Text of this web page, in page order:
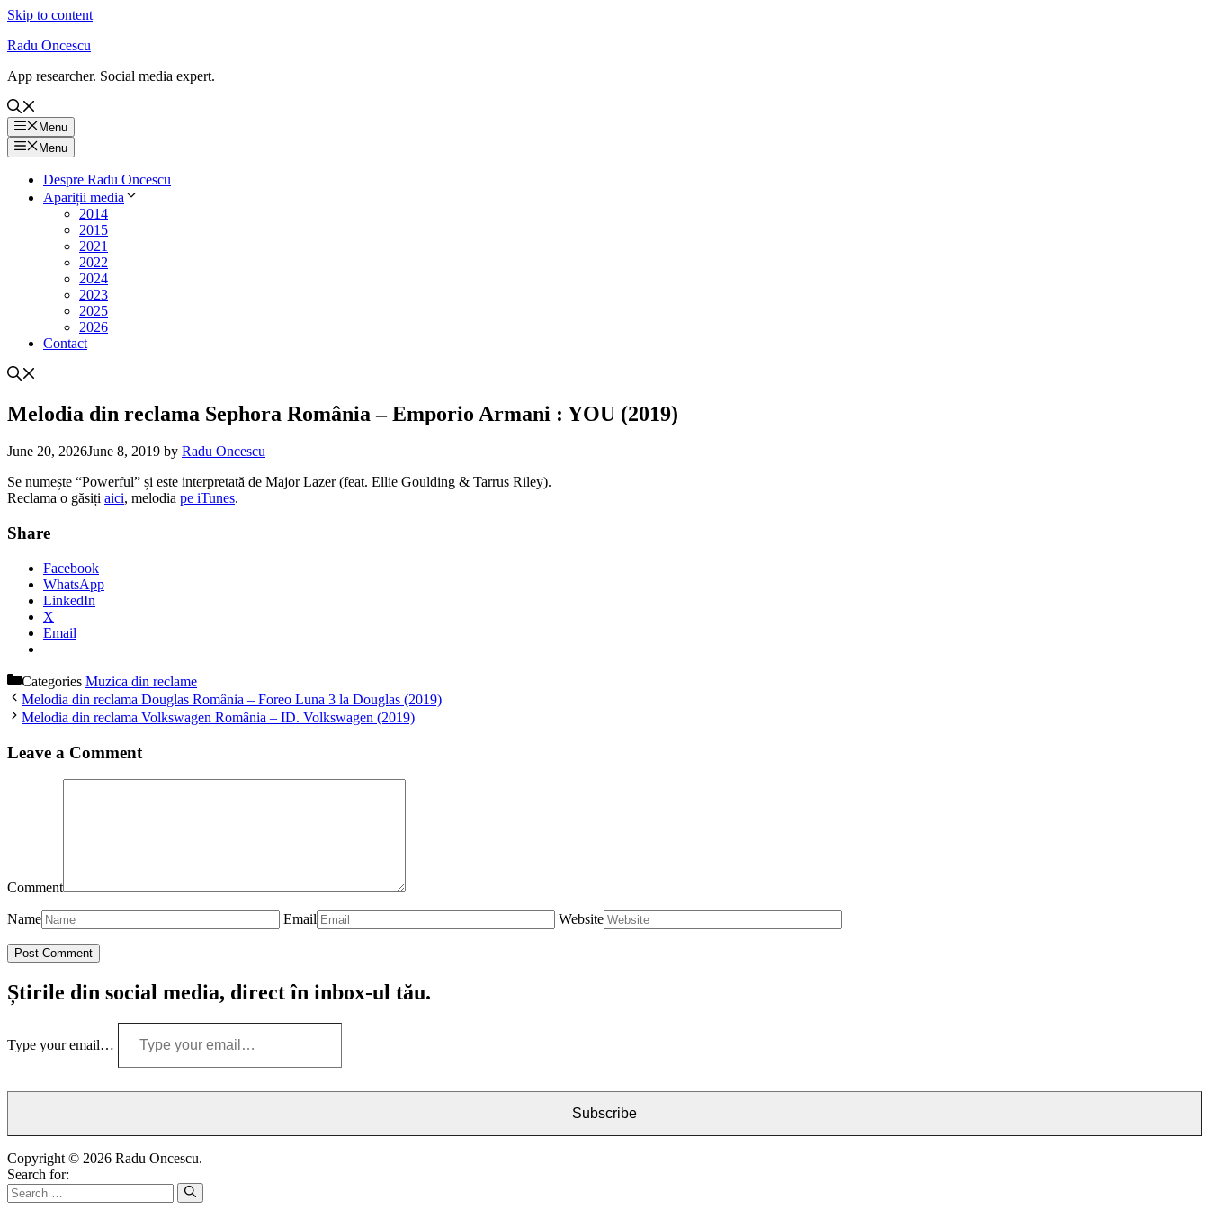
Skip to content
Radu Oncescu
App researcher. Social media expert.
Menu
Menu
Despre Radu Oncescu
Apariții media
2014
2015
2021
2022
2024
2023
2025
2026
Contact
Melodia din reclama Sephora România – Emporio Armani : YOU (2019)
June 20, 2026June 8, 2019 by Radu Oncescu
Se numește “Powerful” și este interpretată de Major Lazer (feat. Ellie Goulding & Tarrus Riley).
Reclama o găsiți aici, melodia pe iTunes.
Share
Facebook
WhatsApp
LinkedIn
X
Email
Categories Muzica din reclame
Melodia din reclama Douglas România – Foreo Luna 3 la Douglas (2019)
Melodia din reclama Volkswagen România – ID. Volkswagen (2019)
Leave a Comment
Comment
Name Email Website
Știrile din social media, direct în inbox-ul tău.
Type your email…
Subscribe
Copyright © 2026 Radu Oncescu.
Search for: